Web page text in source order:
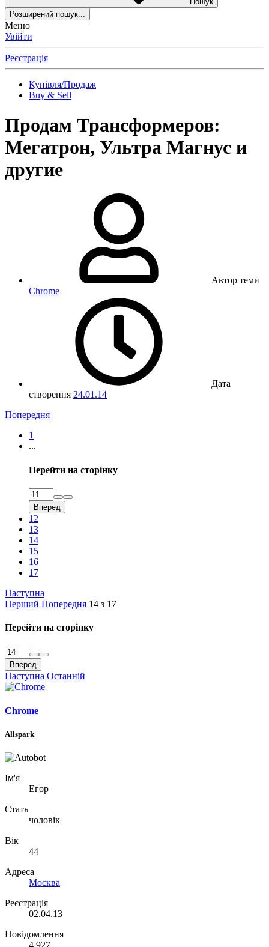
Розширений пошук...
Меню
Увійти
Реєстрація
Купівля/Продаж
Buy & Sell
Продам Трансформеров:
Мегатрон, Ультра Магнус и
другие
Автор теми
Chrome
Дата
створення 24.01.14
Попередня
1
...
Перейти на сторінку
Вперед
12
13
14
15
16
17
Наступна
Перший Попередня 14 з 17
Перейти на сторінку
Вперед
Наступна Останній
Chrome
Allspark
Ім'я
Егор
Стать
чоловік
Вік
44
Адреса
Москва
Реєстрація
02.04.13
Повідомлення
4 927